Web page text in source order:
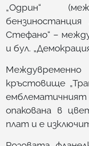
„Одрин“
Стефано“ –
и бул.
кръстовище
опакована в
плат и е